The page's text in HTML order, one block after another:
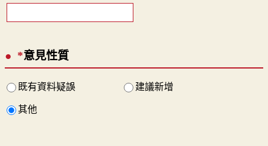
*意見性質
既有資料疑誤 建議新增
其他